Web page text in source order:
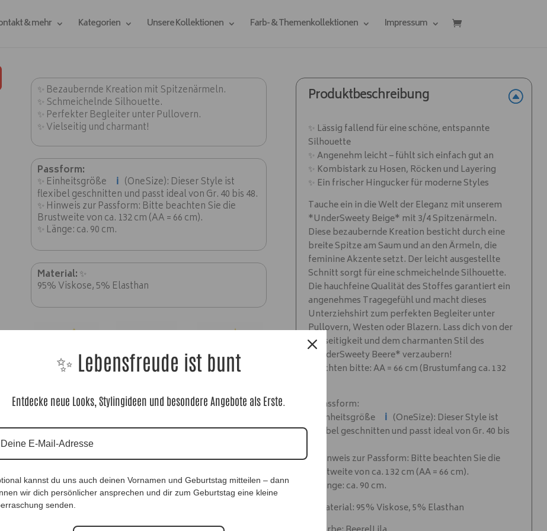
& mehr Kategorien Unsere Kollektionen Farb- & Themenkollektionen Impressum
✨ Bezaubernde Kreation mit Spitzenärmeln.
✨ Schmeichelnde Silhouette.
✨ Perfekter Begleiter unter Pullovern.
✨ Vielseitig und charmant!
Passform:
✨ Einheitsgröße ℹ️ (OneSize): Dieser Style ist
flexibel geschnitten und passt ideal von Gr. 40 bis 48.
✨ Hinweis zur Passform: Bitte beachten Sie die
Brustweite von ca. 132 cm (AA = 66 cm).
✨ Länge: ca. 90 cm.
Material:✨
95% Viskose, 5% Elasthan
UnderSweety Beere mit Spitzenärmel |Gr. UNI
40-48|, Anr.: 3814
36,90€
Sofort für dich verfügbar ✨
Produktbeschreibung
✨ Lässig fallend für eine schöne, entspannte
Silhouette
✨ Angenehm leicht – fühlt sich einfach gut an
✨ Kombistark zu Hosen, Röcken und Layering
✨ Ein frischer Hingucker für moderne Styles
Tauche ein in die Welt der Eleganz mit unserem
*UnderSweety Beige* mit 3/4 Spitzenärmeln.
Diese bezaubernde Kreation besticht durch eine
breite Spitze am Saum und an den Ärmeln, die
feminine Akzente setzt. Der leicht ausgestellte
Schnitt sorgt für eine schmeichelnde Silhouette.
Die hauchfeine Qualität des Stoffes garantiert ein
angenehmes Tragegefühl und macht dieses
Unterziehshirt zum perfekten Begleiter unter
Pullovern, Westen oder Blazern. Lass dich von der
Vielseitigkeit und dem charmanten Stil des
*UnderSweety Beere* verzaubern!
Beachten bitte: AA = 66 cm (Brustumfang ca. 132
✨ Passform:
✨ Einheitsgröße
ℹ️ (OneSize): Dieser Style ist
flexibel geschnitten und passt ideal von Gr. 40 bis
✨ Hinweis zur Passform: Bitte beachten Sie die
Brustweite von ca. 132 cm (AA = 66 cm).
✨ Länge: ca. 90 cm.
✨ Material: 95% Viskose, 5% Elasthan
✨ Lebensfreude ist bunt
Entdecke neue Looks, Stylingideen und besondere Angebote als Erste.
kannst du uns auch deinen Vornamen und Geburtstag mitteilen – dann
wir dich persönlicher ansprechen und dir zum Geburtstag eine kleine
senden.